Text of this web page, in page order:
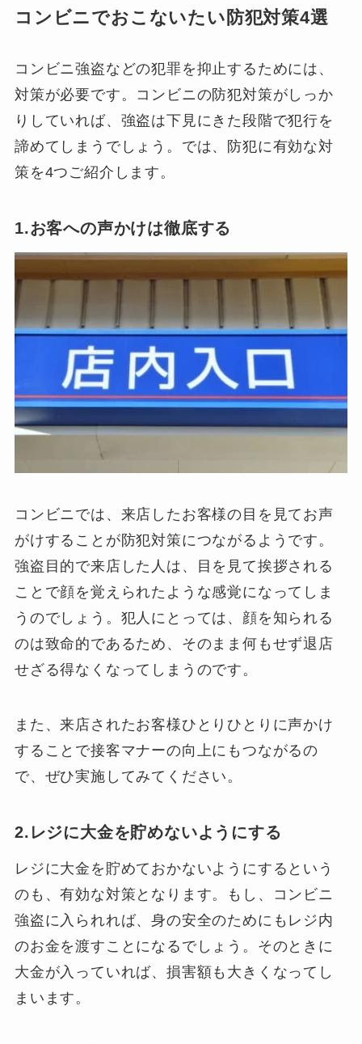
コンビニでおこないたい防犯対策4選
コンビニ強盗などの犯罪を抑止するためには、
対策が必要です。コンビニの防犯対策がしっか
りしていれば、強盗は下見にきた段階で犯行を
諦めてしまうでしょう。では、防犯に有効な対
策を4つご紹介します。
1.お客への声かけは徹底する
コンビニでは、来店したお客様の目を見てお声
がけすることが防犯対策につながるようです。
強盗目的で来店した人は、目を見て挨拶される
ことで顔を覚えられたような感覚になってしま
うのでしょう。犯人にとっては、顔を知られる
のは致命的であるため、そのまま何もせず退店
せざる得なくなってしまうのです。
また、来店されたお客様ひとりひとりに声かけ
することで接客マナーの向上にもつながるの
で、ぜひ実施してみてください。
2.レジに大金を貯めないようにする
レジに大金を貯めておかないようにするという
のも、有効な対策となります。もし、コンビニ
強盗に入られれば、身の安全のためにもレジ内
のお金を渡すことになるでしょう。そのときに
大金が入っていれば、損害額も大きくなってし
まいます。